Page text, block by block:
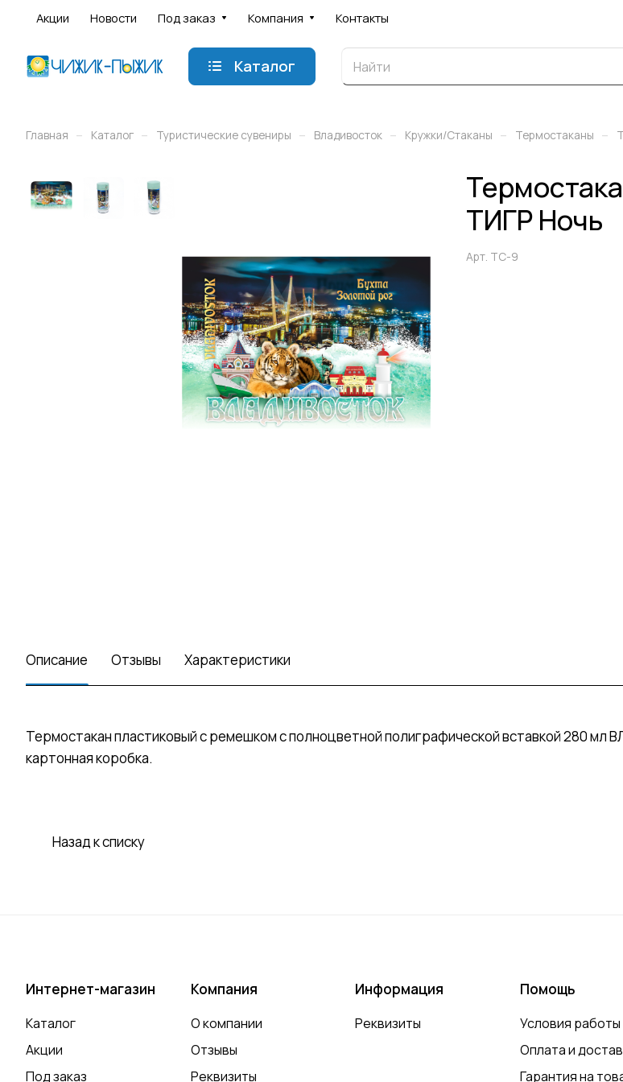
Акции Новости Под заказ Компания Контакты
Каталог
Главная – Каталог – Туристические сувениры – Владивосток – Кружки/Стаканы – Термостаканы –
ТИГР Ночь
Арт. ТС-9
Описание Отзывы Характеристики
Термостакан пластиковый с ремешком с полноцветной полиграфической вставкой 280
картонная коробка.
Назад к списку
Интернет-магазин
Каталог
Акции
Под заказ
Компания
О компании
Отзывы
Реквизиты
Информация
Реквизиты
Помощь
Условия работы
Оплата и
Гарантия на